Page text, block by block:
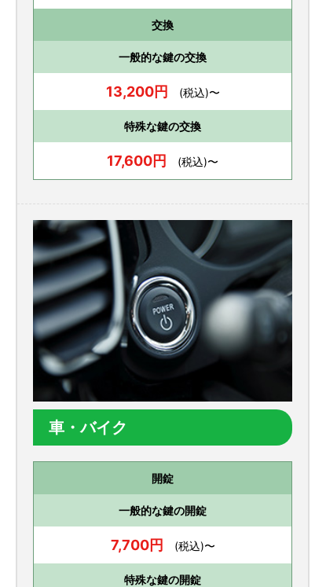
交換
一般的な鍵の交換
13,200円 (税込)〜
特殊な鍵の交換
17,600円 (税込)〜
車・バイク
開錠
一般的な鍵の開錠
7,700円 (税込)〜
特殊な鍵の開錠